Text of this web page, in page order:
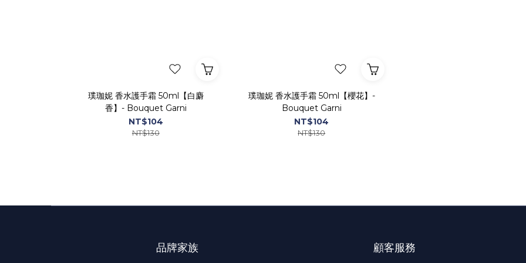
璞珈妮 香水護手霜 50ml【白麝
香】- Bouquet Garni
NT$104
NT$130
璞珈妮 香水護手霜 50ml【櫻花】-
Bouquet Garni
NT$104
NT$130
品牌家族 顧客服務